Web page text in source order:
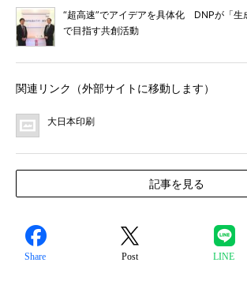
“超高速”でアイデアを具体化 DNPが「生
で目指す共創活動
関連リンク（外部サイトに移動します）
大日本印刷
記事を見る
Share Post LINE